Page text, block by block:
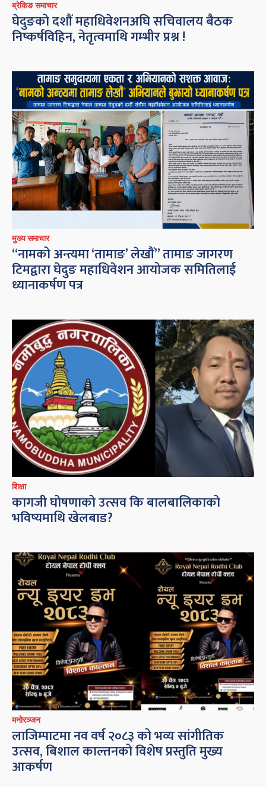
ब्रेकिङ समाचार
घेदुङको दशौं महाधिवेशनअघि सचिवालय बैठक
निष्कर्षविहिन, नेतृत्वमाथि गम्भीर प्रश्न !
मुख्य समाचार
“नामको अन्त्यमा ‘तामाङ’ लेखौं” तामाङ जागरण
टिमद्वारा घेदुङ महाधिवेशन आयोजक समितिलाई
ध्यानाकर्षण पत्र
शिक्षा
कागजी घोषणाको उत्सव कि बालबालिकाको
भविष्यमाथि खेलबाड?
मनोरञ्जन
लाजिम्पाटमा नव वर्ष २०८३ को भव्य सांगीतिक
उत्सव, बिशाल काल्तनको विशेष प्रस्तुति मुख्य
आकर्षण